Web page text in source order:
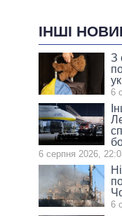
ІНШІ
З
6
6 серпня 2026,
6